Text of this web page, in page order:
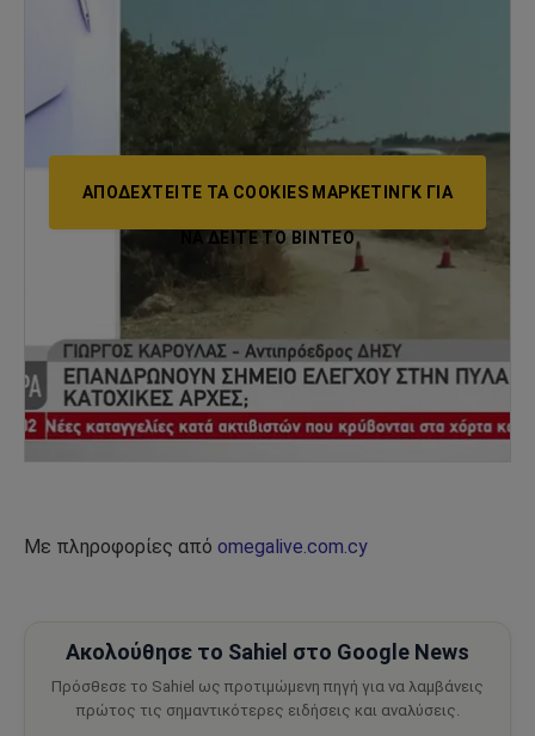
ΑΠΟΔΕΧΤΕΊΤΕ ΤΑ COOKIES ΜΆΡΚΕΤΙΝΓΚ ΓΙΑ
ΝΑ ΔΕΊΤΕ ΤΟ ΒΙΝΤΕΟ
Με πληροφορίες από omegalive.com.cy
Ακολούθησε το Sahiel στο Google News
Πρόσθεσε το Sahiel ως προτιμώμενη πηγή για να λαμβάνεις
πρώτος τις σημαντικότερες ειδήσεις και αναλύσεις.